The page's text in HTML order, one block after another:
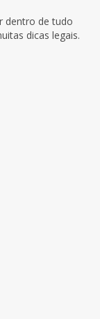
dentro de tudo
dicas legais.